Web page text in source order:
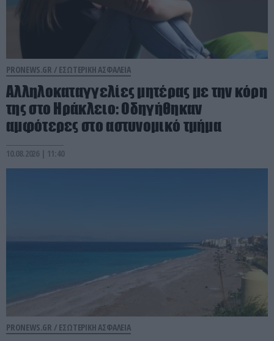
PRONEWS.GR / ΕΣΩΤΕΡΙΚΗ ΑΣΦΑΛΕΙΑ
Αλληλοκαταγγελίες μητέρας με την κόρη
της στο Ηράκλειο: Οδηγήθηκαν
αμφότερες στο αστυνομικό τμήμα
10.08.2026 | 11:40
PRONEWS.GR / ΕΣΩΤΕΡΙΚΗ ΑΣΦΑΛΕΙΑ